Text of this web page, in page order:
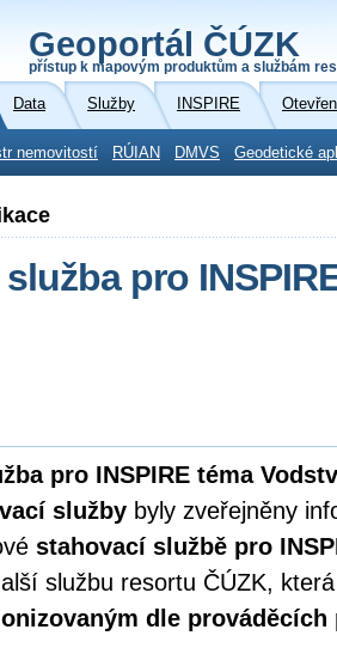
Geoportál ČÚZK
přístup k mapovým produktům a službám
Data Služby INSPIRE
nemovitostí RÚIAN DMVS Geodetické
pro
pro INSPIRE téma
služby byly zveřejněny
stahovací službě pro
službu resortu ČÚZK,
dle prováděcích